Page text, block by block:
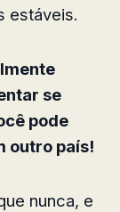
estáveis.
se
pode
outro país!
nunca, e